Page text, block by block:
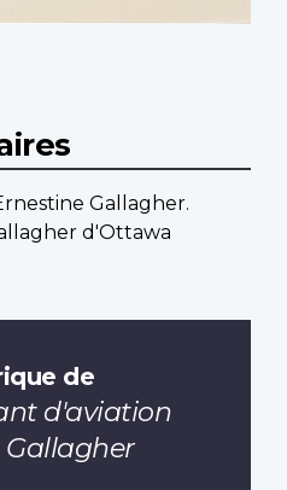
Gallagher.
d'Ottawa
de
d'aviation
Gallagher